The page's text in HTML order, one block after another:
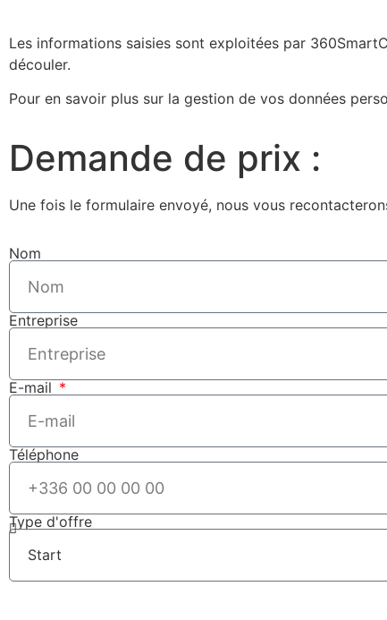
Les informations saisies sont exploitées par
découler.
Pour en savoir plus sur la gestion de vos données
Demande de prix :
Une fois le formulaire envoyé, nous vous
Nom
Entreprise
E-mail
Téléphone
Type d'offre